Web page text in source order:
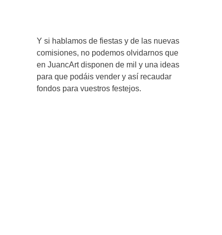
Y si hablamos de fiestas y de las nuevas
comisiones, no podemos olvidarnos que
en JuancArt disponen de mil y una ideas
para que podáis vender y así recaudar
fondos para vuestros festejos.